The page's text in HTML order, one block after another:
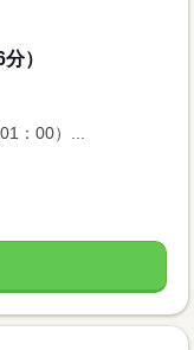
）
：00）...